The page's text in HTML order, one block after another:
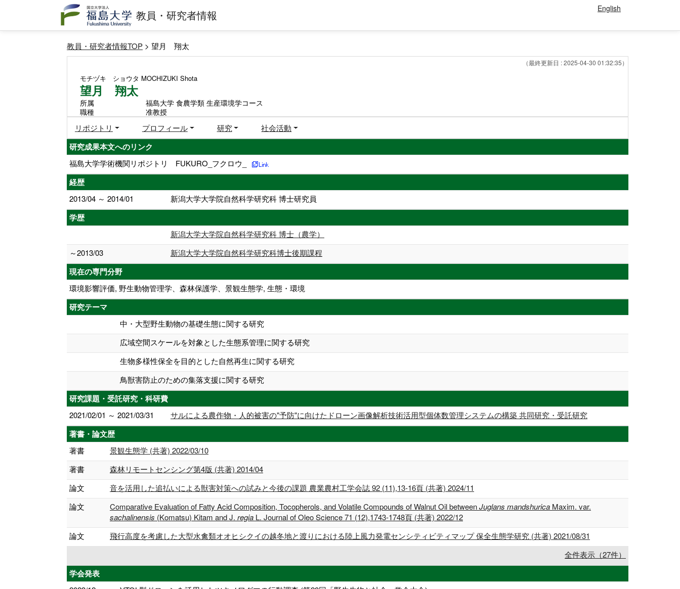
教員・研究者情報 English
教員・研究者情報TOP > 望月 翔太
（最終更新日 : 2025-04-30 01:32:35）
モチヅキ ショウタ MOCHIZUKI Shota
望月 翔太
所属
福島大学 食農学類 生産環境学コース
職種
准教授
リポジトリ プロフィール 研究 社会活動
研究成果本文へのリンク
福島大学学術機関リポジトリ FUKURO_フクロウ_
経歴
2013/04 ～ 2014/01 新潟大学大学院自然科学研究科 博士研究員
学歴
新潟大学大学院自然科学研究科 博士（農学）
～2013/03
新潟大学大学院自然科学研究科博士後期課程
現在の専門分野
環境影響評価, 野生動物管理学、森林保護学、景観生態学, 生態・環境
研究テーマ
中・大型野生動物の基礎生態に関する研究
広域空間スケールを対象とした生態系管理に関する研究
生物多様性保全を目的とした自然再生に関する研究
鳥獣害防止のための集落支援に関する研究
研究課題・受託研究・科研費
2021/02/01 ～ 2021/03/31 サルによる農作物・人的被害の"予防"に向けたドローン画像解析技術活用型個体数管理システムの構築 共同研究・受託研究
著書・論文歴
著書
景観生態学 (共著) 2022/03/10
著書
森林リモートセンシング第4版 (共著) 2014/04
論文
音を活用した追払いによる獣害対策への試みと今後の課題 農業農村工学会誌 92 (11),13-16頁 (共著) 2024/11
論文
Comparative Evaluation of Fatty Acid Composition, Tocopherols, and Volatile Compounds of Walnut Oil betweenJuglans mandshurica Maxim. var.
sachalinensis (Komatsu) Kitam and J. regia L. Journal of Oleo Science 71 (12),1743-1748頁 (共著) 2022/12
論文
飛行高度を考慮した大型水禽類オオヒシクイの越冬地と渡りにおける陸上風力発電センシティビティマップ 保全生態学研究 (共著) 2021/08/31
全件表示（27件）
学会発表